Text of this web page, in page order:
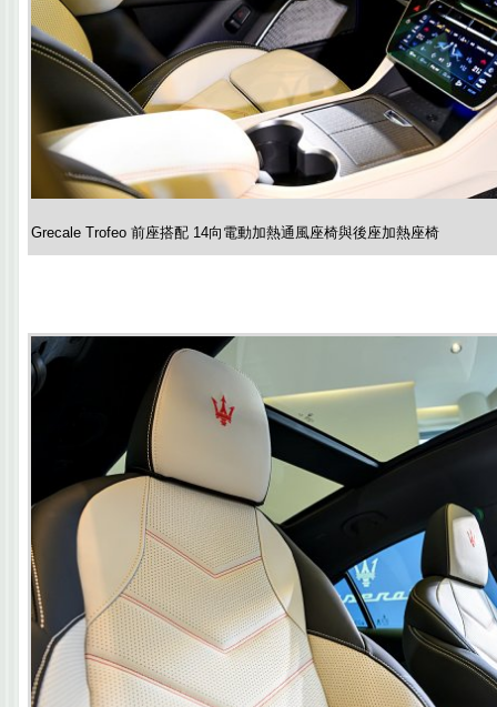
Grecale Trofeo 前座搭配 14向電動加熱通風座椅與後座加熱座椅